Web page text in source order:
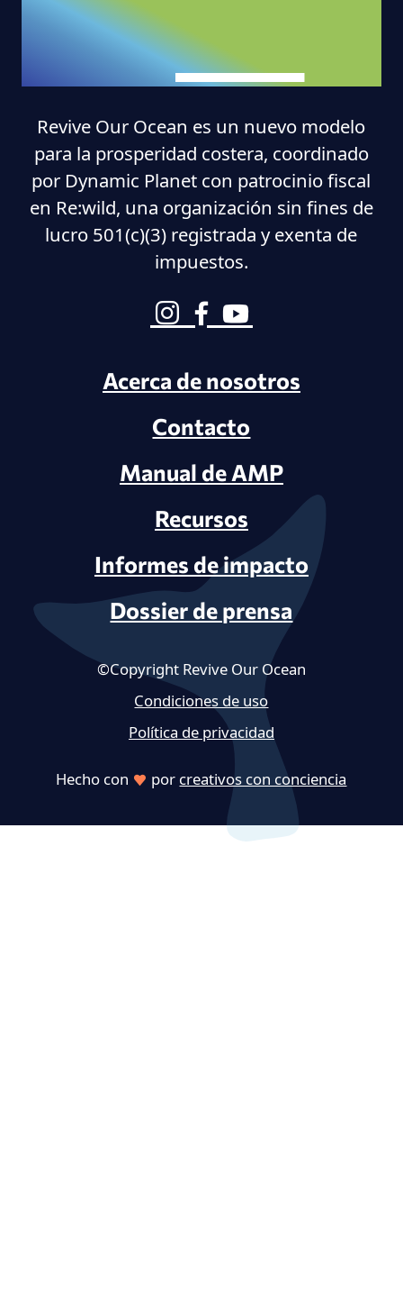
Revive Our Ocean es un nuevo modelo
para la prosperidad costera, coordinado
por Dynamic Planet con patrocinio fiscal
en Re:wild, una organización sin fines de
lucro 501(c)(3) registrada y exenta de
impuestos.
Acerca de nosotros
Contacto
Manual de AMP
Recursos
Informes de impacto
Dossier de prensa
©Copyright Revive Our Ocean
Condiciones de uso
Política de privacidad
Hecho con por creativos con conciencia